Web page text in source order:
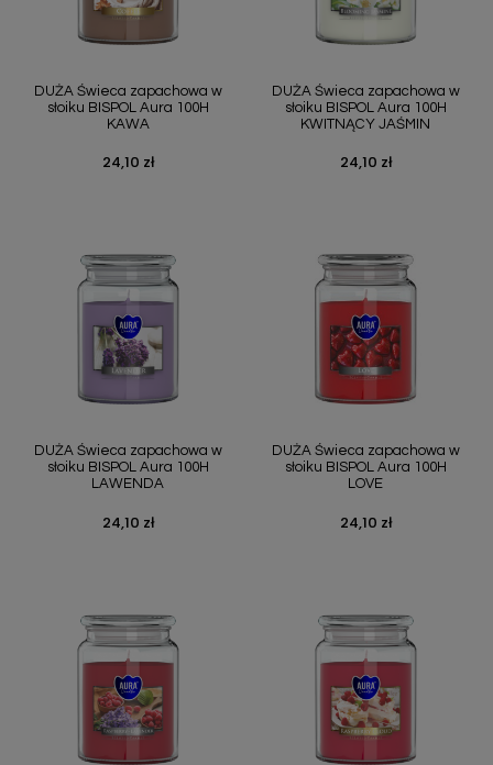
DUŻA Świeca zapachowa w
słoiku BISPOL Aura 100H
KAWA
Cena
24,10 zł
DUŻA Świeca zapachowa w
słoiku BISPOL Aura 100H
KWITNĄCY JAŚMIN
Cena
24,10 zł
DUŻA Świeca zapachowa w
słoiku BISPOL Aura 100H
LAWENDA
Cena
24,10 zł
DUŻA Świeca zapachowa w
słoiku BISPOL Aura 100H
LOVE
Cena
24,10 zł